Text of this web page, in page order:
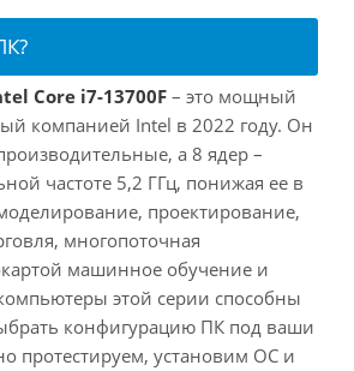
Core i7-13700F – это мощный
компанией Intel в 2022 году. Он
а 8 ядер –
частоте 5,2 ГГц, понижая ее в
проектирование,
многопоточная
машинное обучение и
этой серии способны
конфигурацию ПК под ваши
протестируем, установим ОС и